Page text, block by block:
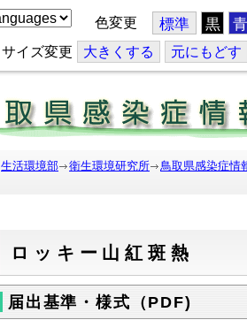
色変更 標準 黒 青
サイズ変更 大きくする 元にもどす
生活環境部 衛生環境研究所 鳥取県感染症情
ロッキー山紅斑熱
届出基準・様式（PDF)